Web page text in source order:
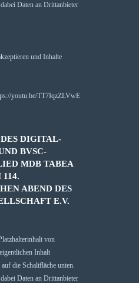
Daten an Drittanbieter
und Inhalte
DIGITAL-
BVSC-
MDB TABEA
N
ABEND DES D
E.V.
von
Inhalt
die Schaltfläche unten.
Daten an Drittanbieter